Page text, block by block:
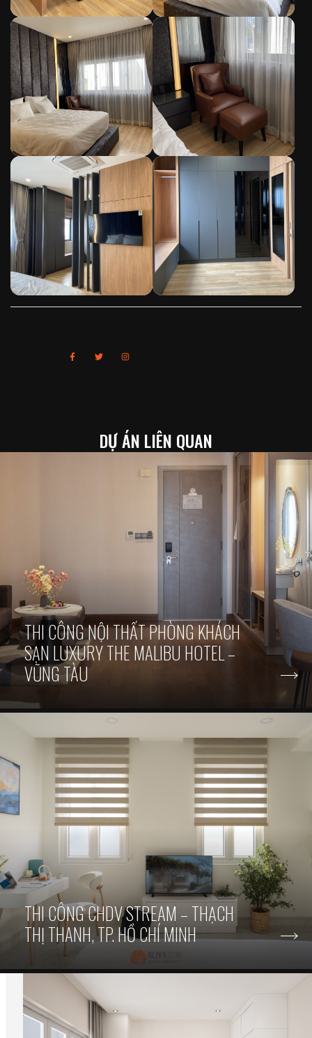
DỰ ÁN LIÊN QUAN
THI CÔNG NỘI THẤT PHÒNG KHÁCH
SẠN LUXURY THE MALIBU HOTEL –
VŨNG TÀU
THI CÔNG CHDV STREAM – THẠCH
THỊ THANH, TP. HỒ CHÍ MINH